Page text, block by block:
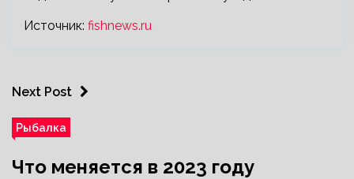
Источник: fishnews.ru
Next Post
Рыбалка
Что меняется в 2023 году